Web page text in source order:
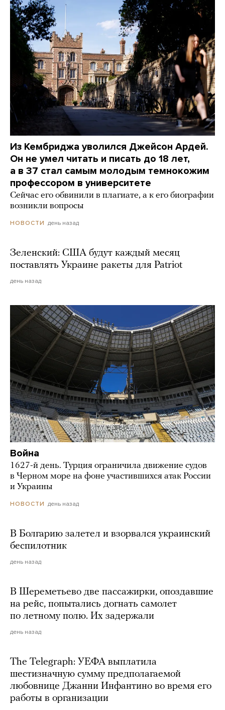
Из Кембриджа уволился Джейсон Ардей.
Он не умел читать и писать до 18 лет,
а в 37 стал самым молодым темнокожим
профессором в университете
Сейчас его обвинили в плагиате, а к его биографии
возникли вопросы
НОВОСТИ день назад
Зеленский: США будут каждый месяц
поставлять Украине ракеты для Patriot
день назад
Война
1627-й день. Турция ограничила движение судов
в Черном море на фоне участившихся атак России
и Украины
НОВОСТИ день назад
В Болгарию залетел и взорвался украинский
беспилотник
день назад
В Шереметьево две пассажирки, опоздавшие
на рейс, попытались догнать самолет
по летному полю. Их задержали
день назад
The Telegraph: УЕФА выплатила
шестизначную сумму предполагаемой
любовнице Джанни Инфантино во время его
работы в организации